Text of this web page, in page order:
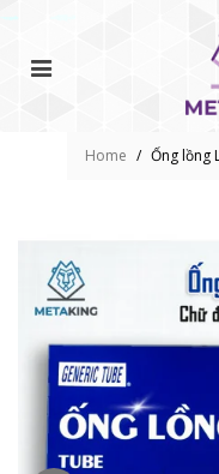
Home / Ống lồng